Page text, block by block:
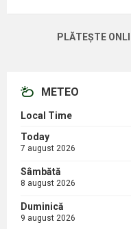
PLĂTEȘTE
METEO
Local Time
Today
7 august 2026
Sâmbătă
8 august 2026
Duminică
9 august 2026